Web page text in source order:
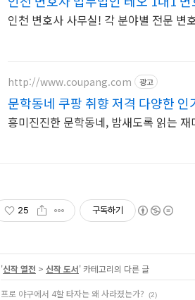
인천 변호사 사무실! 각 분야별 전문 변
http://www.coupang.com 광고
문학동네 쿠팡 취향 저격 다양한 인
흥미진진한 문학동네, 밤새도록 읽는
25 구독하기
'신작 열전 > 신작 도서' 카테고리의 다른 글
프로 야구에서 4할 타자는 왜 사라졌는가? (2)